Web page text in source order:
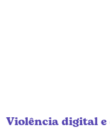
Violência digital